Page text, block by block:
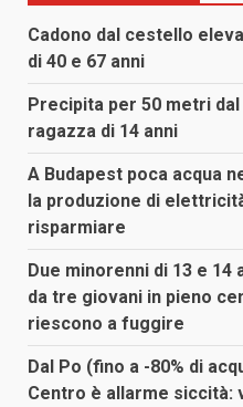
Cadono dal cestello
di 40 e 67 anni
Precipita per 50 metri
ragazza di 14 anni
A Budapest poca acqua
la produzione di
risparmiare
Due minorenni di 13 e
da tre giovani in pieno
riescono a fuggire
Dal Po (fino a -80% di
Centro è allarme siccità: